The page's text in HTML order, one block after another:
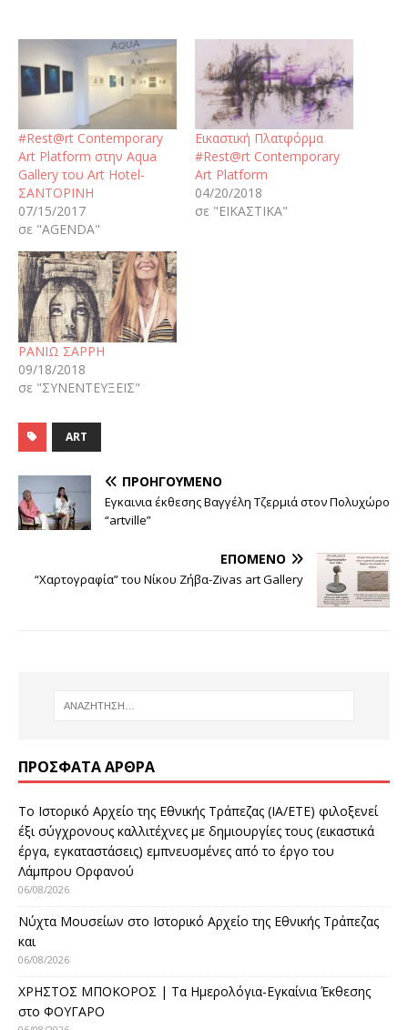
#Rest@rt Contemporary
Art Platform στην Aqua
Gallery του Art Hotel-
ΣΑΝΤΟΡΙΝΗ
07/15/2017
σε "AGENDA"
Εικαστική Πλατφόρμα
#Rest@rt Contemporary
Art Platform
04/20/2018
σε "ΕΙΚΑΣΤΙΚΑ"
ΡΑΝΙΩ ΣΑΡΡΗ
09/18/2018
σε "ΣΥΝΕΝΤΕΥΞΕΙΣ"
ART
ΠΡΟΗΓΟΎΜΕΝΟ
Εγκαινια έκθεσης Βαγγέλη Τζερμιά στον Πολυχώρο
“artville”
ΕΠΌΜΕΝΟ
“Χαρτογραφία” του Νίκου Ζήβα-Zivas art Gallery
ΠΡΌΣΦΑΤΑ ΆΡΘΡΑ
Το Ιστορικό Αρχείο της Εθνικής Τράπεζας (ΙΑ/ΕΤΕ) φιλοξενεί
έξι σύγχρονους καλλιτέχνες με δημιουργίες τους (εικαστικά
έργα, εγκαταστάσεις) εμπνευσμένες από το έργο του
Λάμπρου Ορφανού
06/08/2026
Νύχτα Μουσείων στο Ιστορικό Αρχείο της Εθνικής Τράπεζας
και
06/08/2026
ΧΡΗΣΤΟΣ ΜΠΟΚΟΡΟΣ | Τα Ημερολόγια-Εγκαίνια Έκθεσης
στο ΦΟΥΓΑΡΟ